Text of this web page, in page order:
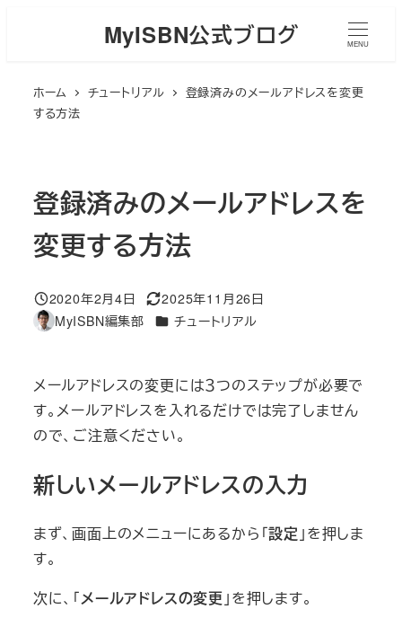
MyISBN公式ブログ MENU
ホーム チュートリアル
登録済みのメールアドレスを変更
する方法
登録済みのメールアドレスを
変更する方法
投稿日
2020年2月4日
更新日
2025年11月26日
著
MyISBN編集部 カテゴリー
チュートリアル
メールアドレスの変更には３つのステップが必要で
す。メールアドレスを入れるだけでは完了しません
ので、ご注意ください。
新しいメールアドレスの入力
まず、画面上のメニューにあるから「設定 」を押しま
す。
次に、「メールアドレスの変更 」を押します。